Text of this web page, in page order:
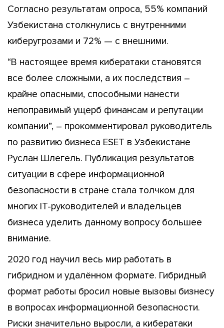
Согласно результатам опроса, 55% компаний
Узбекистана столкнулись с внутренними
киберугрозами и 72% — с внешними.
“В настоящее время кибератаки становятся
все более сложными, а их последствия –
крайне опасными, способными нанести
непоправимый ущерб финансам и репутации
компании”, – прокомментировал руководитель
по развитию бизнеса ESET в Узбекистане
Руслан Шлегель. Публикация результатов
ситуации в сфере информационной
безопасности в стране стала толчком для
многих IT-руководителей и владельцев
бизнеса уделить данному вопросу большее
внимание.
2020 год научил весь мир работать в
гибридном и удалённом формате. Гибридный
формат работы бросил новые вызовы бизнесу
в вопросах информационной безопасности.
Риски значительно выросли, а кибератаки